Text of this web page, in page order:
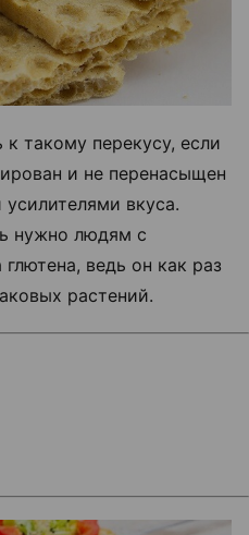
такому перекусу, если
и не перенасыщен
вкуса.
нужно людям с
ведь он как раз
растений.